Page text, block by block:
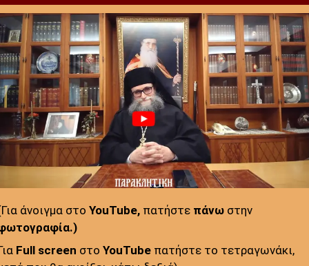
άνοιγμα στοYouTube, πατήστε πάνω στην
Full screen στοYouTube πατήστε το τετραγωνάκι,